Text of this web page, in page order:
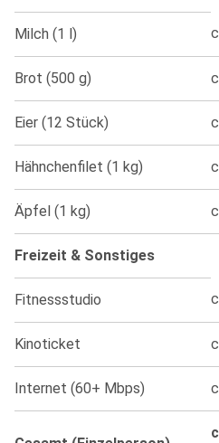
Milch (1 l)
Brot (500 g)
Eier (12 Stück)
Hähnchenfilet (1 kg)
Äpfel (1 kg)
Freizeit & Sonstiges
Fitnessstudio
Kinoticket
Internet (60+ Mbps)